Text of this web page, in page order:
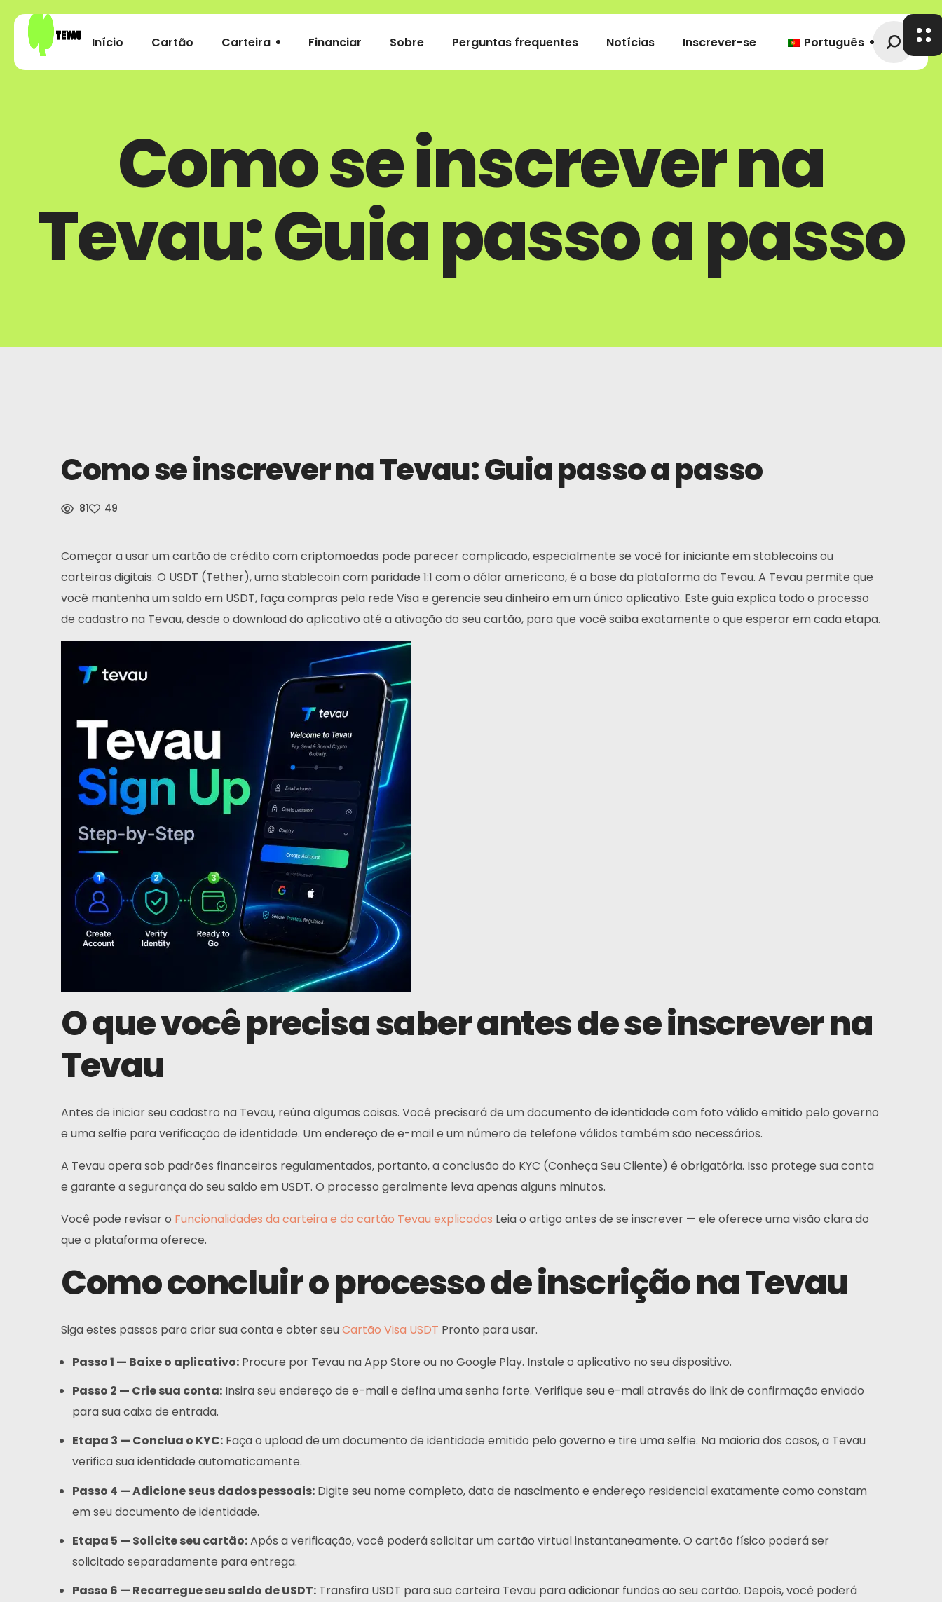
Início Cartão Carteira Financiar Sobre Perguntas frequentes Notícias Inscrever-se Português
Início
Carteira
Financiar
Sobre
Contatos
Principal: Hong Kong
+6011 5888 4061
Telegrama
Inscrever-se
web design, nos diferencia de outras agências.
Instagram Twitter LinkedIn
Como se inscrever na
Tevau: Guia passo a passo
Como se inscrever na Tevau: Guia passo a passo
81 49
Começar a usar um cartão de crédito com criptomoedas pode parecer complicado, especialmente se você for iniciante em stablecoins ou
carteiras digitais. O USDT (Tether), uma stablecoin com paridade 1:1 com o dólar americano, é a base da plataforma da Tevau. A Tevau permite que
você mantenha um saldo em USDT, faça compras pela rede Visa e gerencie seu dinheiro em um único aplicativo. Este guia explica todo o processo
de cadastro na Tevau, desde o download do aplicativo até a ativação do seu cartão, para que você saiba exatamente o que esperar em cada etapa.
O que você precisa saber antes de se inscrever na
Tevau
Antes de iniciar seu cadastro na Tevau, reúna algumas coisas. Você precisará de um documento de identidade com foto válido emitido pelo governo
e uma selfie para verificação de identidade. Um endereço de e-mail e um número de telefone válidos também são necessários.
A Tevau opera sob padrões financeiros regulamentados, portanto, a conclusão do KYC (Conheça Seu Cliente) é obrigatória. Isso protege sua conta
e garante a segurança do seu saldo em USDT. O processo geralmente leva apenas alguns minutos.
Você pode revisar o Funcionalidades da carteira e do cartão Tevau explicadas Leia o artigo antes de se inscrever — ele oferece uma visão clara do
que a plataforma oferece.
Como concluir o processo de inscrição na Tevau
Siga estes passos para criar sua conta e obter seuCartão Visa USDT Pronto para usar.
Passo 1 — Baixe o aplicativo: Procure por Tevau na App Store ou no Google Play. Instale o aplicativo no seu dispositivo.
Passo 2 — Crie sua conta: Insira seu endereço de e-mail e defina uma senha forte. Verifique seu e-mail através do link de confirmação enviado
para sua caixa de entrada.
Etapa 3 — Conclua o KYC: Faça o upload de um documento de identidade emitido pelo governo e tire uma selfie. Na maioria dos casos, a Tevau
verifica sua identidade automaticamente.
Passo 4 — Adicione seus dados pessoais: Digite seu nome completo, data de nascimento e endereço residencial exatamente como constam
em seu documento de identidade.
Etapa 5 — Solicite seu cartão:Após a verificação, você poderá solicitar um cartão virtual instantaneamente. O cartão físico poderá ser
solicitado separadamente para entrega.
Passo 6 — Recarregue seu saldo de USDT: Transfira USDT para sua carteira Tevau para adicionar fundos ao seu cartão. Depois, você poderá